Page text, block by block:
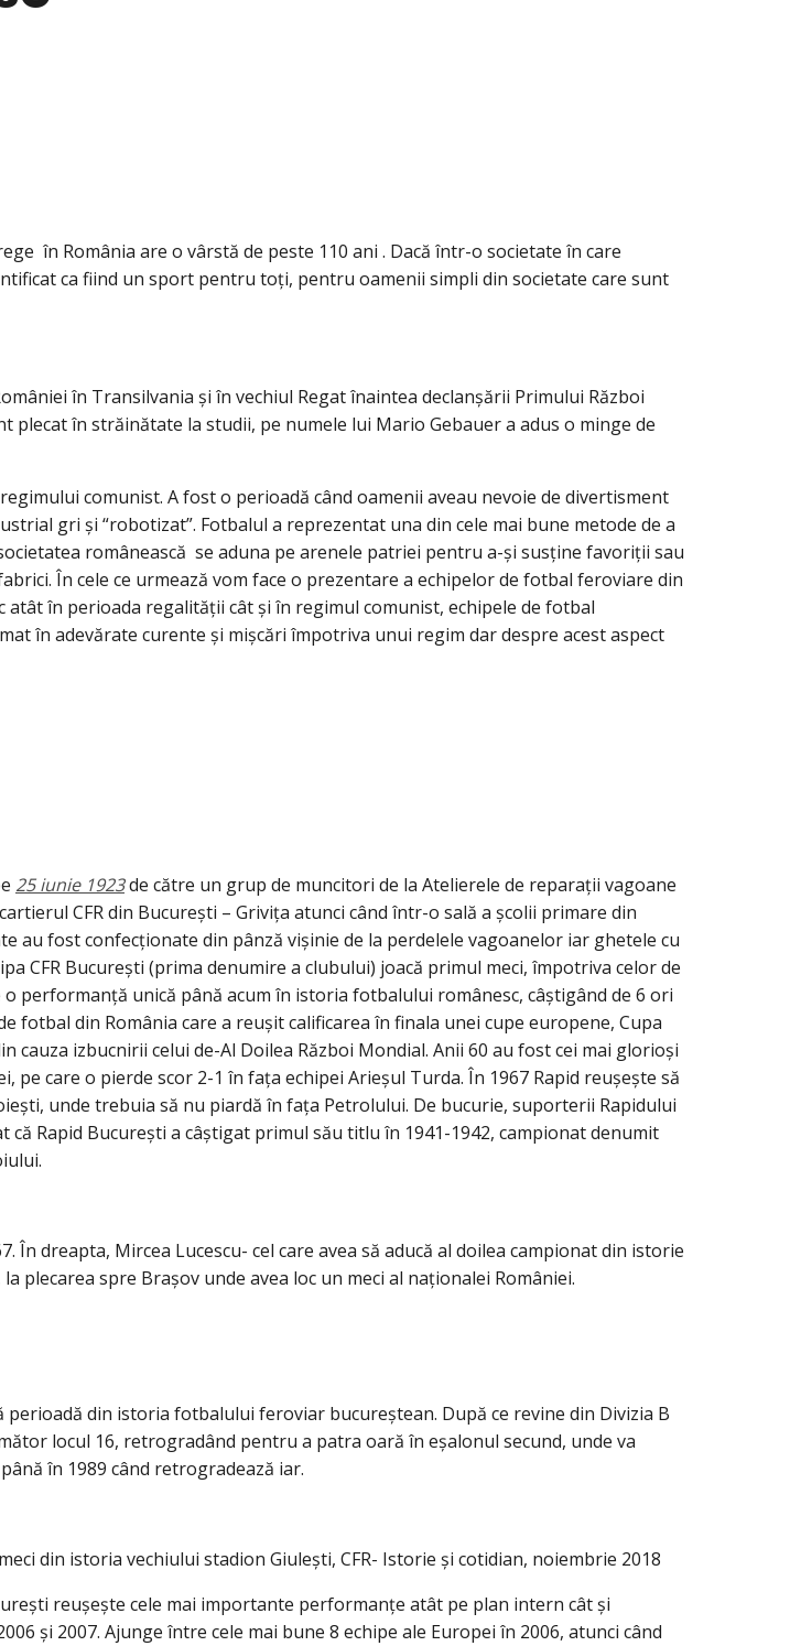
în România are o vârstă de peste 110 ani . Dacă într-o societate în care
ca fiind un sport pentru toți, pentru oamenii simpli din societate care sunt
în Transilvania și în vechiul Regat înaintea declanșării Primului Război
în străinătate la studii, pe numele lui Mario Gebauer a adus o minge de
comunist. A fost o perioadă când oamenii aveau nevoie de divertisment
gri și “robotizat”. Fotbalul a reprezentat una din cele mai bune metode de a
românească se aduna pe arenele patriei pentru a-și susține favoriții sau
În cele ce urmează vom face o prezentare a echipelor de fotbal feroviare din
în perioada regalității cât și în regimul comunist, echipele de fotbal
în adevărate curente și mișcări împotriva unui regim dar despre acest aspect
25 iunie 1923de către un grup de muncitori de la Atelierele de reparații vagoane
CFR din București – Grivița atunci când într-o sală a școlii primare din
au fost confecționate din pânză vișinie de la perdelele vagoanelor iar ghetele cu
CFR București (prima denumire a clubului) joacă primul meci, împotriva celor de
performanță unică până acum în istoria fotbalului românesc, câștigând de 6 ori
fotbal din România care a reușit calificarea în finala unei cupe europene, Cupa
izbucnirii celui de-Al Doilea Război Mondial. Anii 60 au fost cei mai glorioși
care o pierde scor 2-1 în fața echipei Arieșul Turda. În 1967 Rapid reușește să
unde trebuia să nu piardă în fața Petrolului. De bucurie, suporterii Rapidului
Rapid București a câștigat primul său titlu în 1941-1942, campionat denumit
dreapta, Mircea Lucescu- cel care avea să aducă al doilea campionat din istorie
spre Brașov unde avea loc un meci al naționalei României.
din istoria fotbalului feroviar bucureștean. După ce revine din Divizia B
locul 16, retrogradând pentru a patra oară în eșalonul secund, unde va
în 1989 când retrogradează iar.
din istoria vechiului stadion Giulești, CFR- Istorie și cotidian, noiembrie 2018
reușește cele mai importante performanțe atât pe plan intern cât și
și 2007. Ajunge între cele mai bune 8 echipe ale Europei în 2006, atunci când